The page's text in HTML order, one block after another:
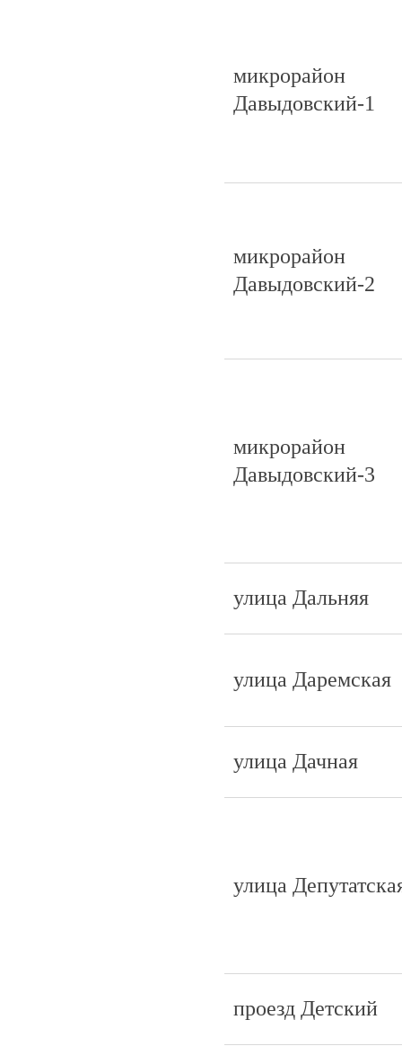
микрорайон
Давыдовский-1
микрорайон
Давыдовский-2
микрорайон
Давыдовский-3
улица Дальняя
улица Даремская
улица Дачная
улица
проезд Детский